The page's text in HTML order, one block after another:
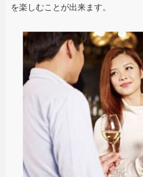
を楽しむことが出来ます。